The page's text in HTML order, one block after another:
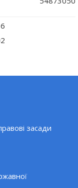
засади